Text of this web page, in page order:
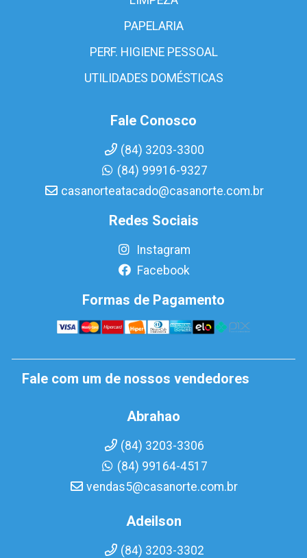
PAPELARIA
PERF. HIGIENE PESSOAL
UTILIDADES DOMÉSTICAS
Fale Conosco
(84) 3203-3300
(84) 99916-9327
casanorteatacado@casanorte.com.br
Redes Sociais
Instagram
Facebook
Formas de Pagamento
Fale com um de nossos vendedores
Abrahao
(84) 3203-3306
(84) 99164-4517
vendas5@casanorte.com.br
Adeilson
(84) 3203-3302